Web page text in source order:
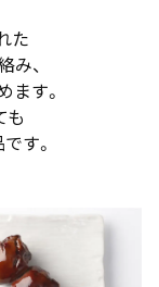
た
み、
す。
も
す。